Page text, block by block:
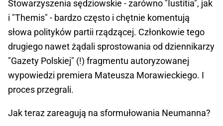
Stowarzyszenia sędziowskie - zarówno "Iustitia", jak
i "Themis" - bardzo często i chętnie komentują
słowa polityków partii rządzącej. Członkowie tego
drugiego nawet żądali sprostowania od dziennikarzy
"Gazety Polskiej" (!) fragmentu autoryzowanej
wypowiedzi premiera Mateusza Morawieckiego. I
proces przegrali.
Jak teraz zareagują na sformułowania Neumanna?